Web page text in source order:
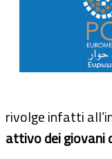
rivolge infatti
attivo dei giovani